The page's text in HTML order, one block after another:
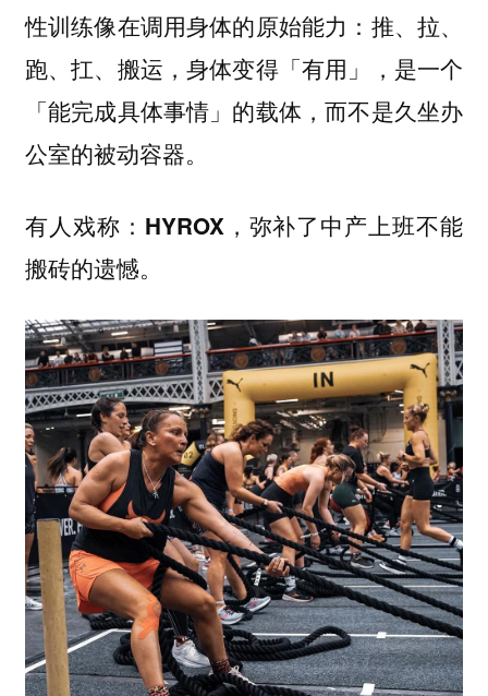
性训练像在调用身体的原始能力：推、拉、
跑、扛、搬运，身体变得「有用」，是一个
「能完成具体事情」的载体，而不是久坐办
公室的被动容器。
有人戏称： HYROX，弥补了中产上班不能
搬砖的遗憾。